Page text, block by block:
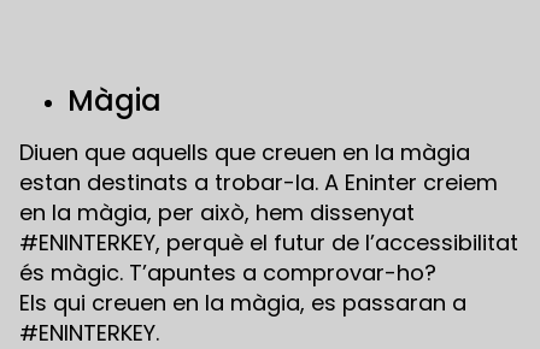
Màgia
Diuen que aquells que creuen en la màgia
estan destinats a trobar-la. A Eninter creiem
en la màgia, per això, hem dissenyat
#ENINTERKEY, perquè el futur de l’accessibilitat
és màgic. T’apuntes a comprovar-ho?
Els qui creuen en la màgia, es passaran a
#ENINTERKEY.